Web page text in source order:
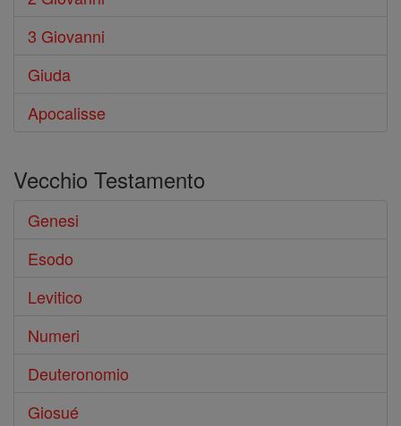
3 Giovanni
Giuda
Apocalisse
Vecchio Testamento
Genesi
Esodo
Levitico
Numeri
Deuteronomio
Giosué